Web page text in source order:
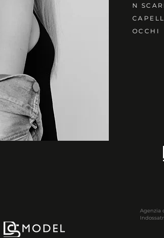
N
OCCHI
Agenzia